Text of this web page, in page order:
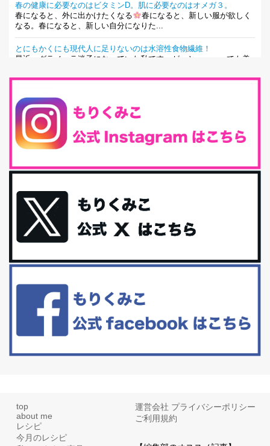
春の健康に必要なのはビタミンD。肌に必要なのはオメガ３。
春になると、外に出かけたくなる
春になると、新しい服が欲しく
なる。春になると、新しい自分になりた...
とにもかくにも現代人に足りないのは水溶性食物繊維！
最近、グラノーラ迷子になっていた私です。が、と〜〜〜っても美
腸内環境を整えることは、健康維持の中でいっちばん大事！だと私
は思っています。 ヒトの免...
iHerb特大セール終了間近！みんな何買う？
最近お風呂上がりの炭酸水をシリカシリカにしているんだけど確か
今回は、最近毎回定期的に購入している「楽天ふるさと納税」の返
礼品トップ５を紹介します。今までいろ...
更年期を穏やかに乗りきるために今できる５つのこと。
アラフィフからの体と心の整え方。 私も気づけばアラフィフ、これ
といった更年期症状はまだ...
白髪・美容・免疫力、現代人に足りないのは海藻！
リーブオイルorごま油をたらす。&n...
top
about me
レシピ
今月のレシピ
運営会社 プライバシーポリシー
ご利用規約